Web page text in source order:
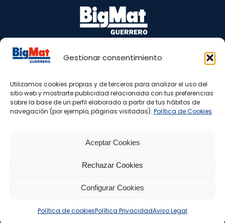
Gestionar consentimiento
Utilizamos cookies propias y de terceros para analizar el uso del
sitio web y mostrarte publicidad relacionada con tus preferencias
sobre la base de un perfil elaborado a partir de tus hábitos de
navegación (por ejemplo, páginas visitadas). Política de Cookies
Aceptar Cookies
Rechazar Cookies
Configurar Cookies
Política de cookiesPolítica PrivacidadAviso Legal
Puente Barrero, s/n 29100 Coín – Málaga
www.bigmatguerrero.es
almacen@bigmatguerrero.com
Privacidad|Política de Cookies